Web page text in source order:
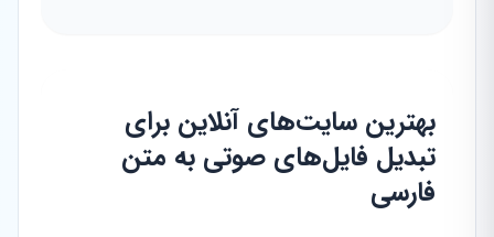
بهترین سایت‌های آنلاین برای
تبدیل فایل‌های صوتی به متن
فارسی